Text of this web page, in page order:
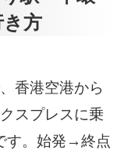
方
香港空港から
スプレスに乗
す。始発→終点